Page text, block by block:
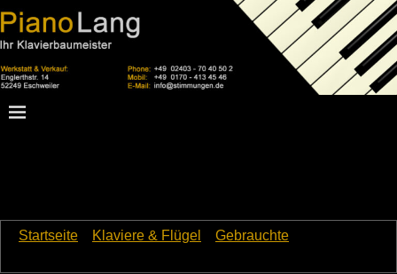
Startseite Klaviere & Flügel Gebrauchte